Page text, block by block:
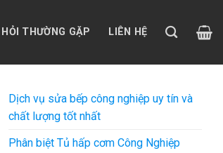
THƯỜNG GẶP LIÊN HỆ
Dịch vụ sửa bếp công nghiệp uy tín và
chất lượng tốt nhất
Phân biệt Tủ hấp cơm Công Nghiệp